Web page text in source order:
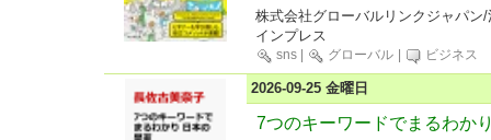
株式会社グローバルリンクジャパン
インプレス
sns グローバル ビジネス
2026-09-25 金曜日
7つのキーワードでまるわか